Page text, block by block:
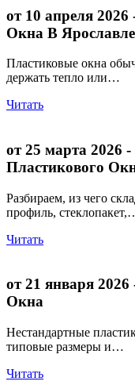
от 10 апреля 2026
Окна В Ярославле
Пластиковые окна
держать тепло или…
Читать
от 25 марта 2026 -
Пластикового
Разбираем, из чего
профиль,
Читать
от 21 января 2026
Окна
Нестандартные
типовые размеры и…
Читать